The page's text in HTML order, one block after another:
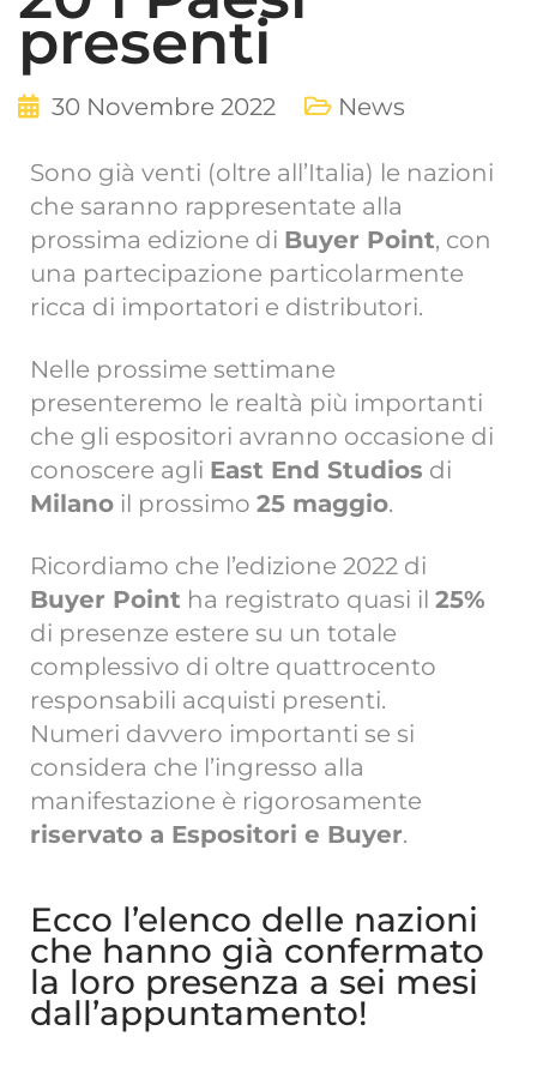
presenti
30 Novembre 2022 News
Sono già venti (oltre all’Italia) le nazioni
che saranno rappresentate alla
prossima edizione di Buyer Point, con
una partecipazione particolarmente
ricca di importatori e distributori.
Nelle prossime settimane
presenteremo le realtà più importanti
che gli espositori avranno occasione di
conoscere agli East End Studios di
Milano il prossimo 25 maggio.
Ricordiamo che l’edizione 2022 di
Buyer Point ha registrato quasi il 25%
di presenze estere su un totale
complessivo di oltre quattrocento
responsabili acquisti presenti.
Numeri davvero importanti se si
considera che l’ingresso alla
manifestazione è rigorosamente
riservato a Espositori e Buyer.
Ecco l’elenco delle nazioni
che hanno già confermato
la loro presenza a sei mesi
dall’appuntamento!